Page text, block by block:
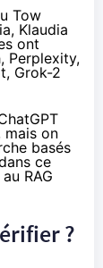
Tow
Klaudia
ont
Perplexity,
Grok-2
mais on
basés
ce
RAG
?